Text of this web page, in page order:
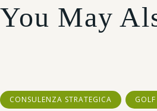
You May
CONSULENZA STRATEGICA